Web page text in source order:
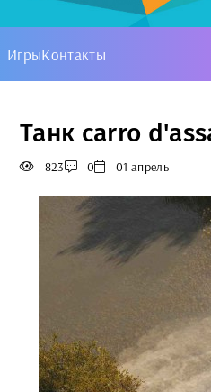
ИгрыКонтакты
Танк carro
823 0 01 апрель